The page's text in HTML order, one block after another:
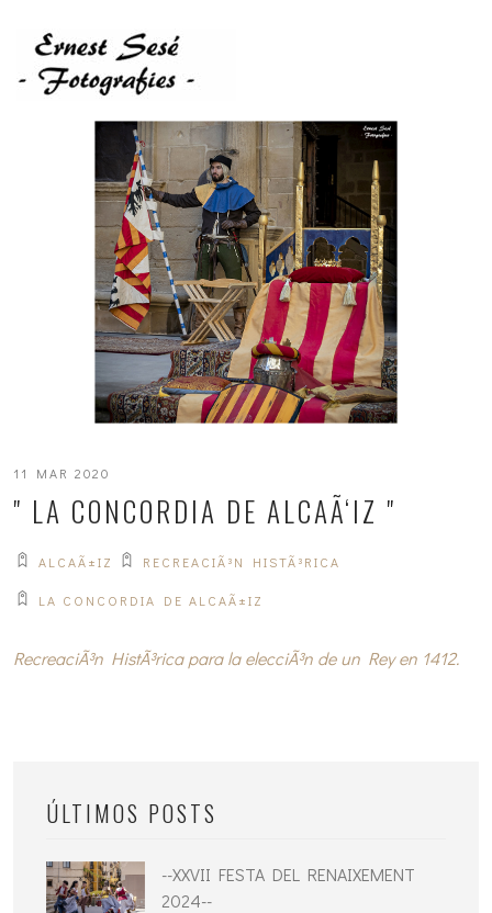
11 MAR 2020
" LA CONCORDIA DE ALCAÃ‘IZ "
ALCAÃ±IZ RECREACIÃ³N HISTÃ³RICA
LA CONCORDIA DE ALCAÃ±IZ
RecreaciÃ³n HistÃ³rica para la elecciÃ³n de un Rey en 1412.
ÚLTIMOS POSTS
--XXVII FESTA DEL RENAIXEMENT
2024--